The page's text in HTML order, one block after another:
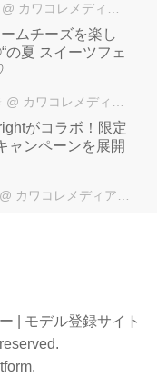
@ カワコレメディア編集部
ムチーズを楽し
の夏 スイーツフェ
@ カワコレメディア編集部
がコラボ！限定
ャンペーンを展開
@ カワコレメディア編集部
| モデル登録サイト
.